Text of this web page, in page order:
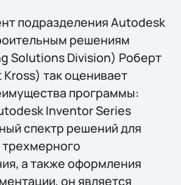
подразделения Autodesk
решениям
Solutions Division) Роберт
так оценивает
программы:
Inventor Series
спектр решений для
а также оформления
он является